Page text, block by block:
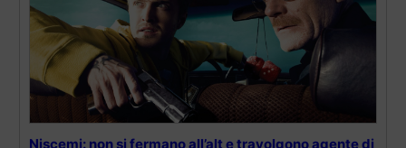
Niscemi: non si fermano all’alt e travolgono agente di